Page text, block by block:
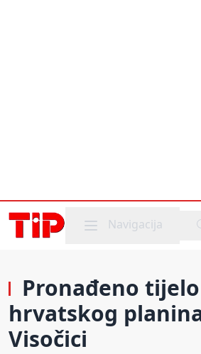
Mobile menu
Navigacija
Pronađeno tijelo
hrvatskog
Visočici